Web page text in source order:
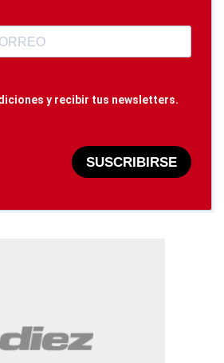
y recibir tus newsletters.
SUSCRIBIRSE